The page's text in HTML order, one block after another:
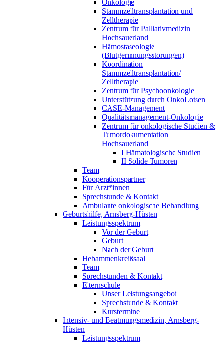
Onkologie
Stammzelltransplantation und
Zelltherapie
Zentrum für Palliativmedizin
Hochsauerland
Hämostaseologie
(Blutgerinnungsstörungen)
Koordination
Stammzelltransplantation/
Zelltherapie
Zentrum für Psychoonkologie
Unterstützung durch OnkoLotsen
CASE-Management
Qualitätsmanagement-Onkologie
Zentrum für onkologische Studien &
Tumordokumentation
Hochsauerland
I Hämatologische Studien
II Solide Tumoren
Team
Kooperationspartner
Für Ärzt*innen
Sprechstunde & Kontakt
Ambulante onkologische Behandlung
Geburtshilfe, Arnsberg-Hüsten
Leistungsspektrum
Vor der Geburt
Geburt
Nach der Geburt
Hebammenkreißsaal
Team
Sprechstunden & Kontakt
Elternschule
Unser Leistungsangebot
Sprechstunde & Kontakt
Kurstermine
Intensiv- und Beatmungsmedizin, Arnsberg-
Hüsten
Leistungsspektrum